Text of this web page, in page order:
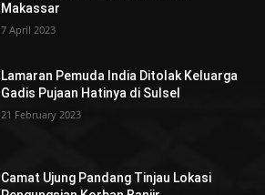
Makassar
7 April 2023
Lamaran Pemuda India Ditolak Keluarga
Gadis Pujaan Hatinya di Sulsel
21 February 2023
Camat Ujung Pandang Tinjau Lokasi